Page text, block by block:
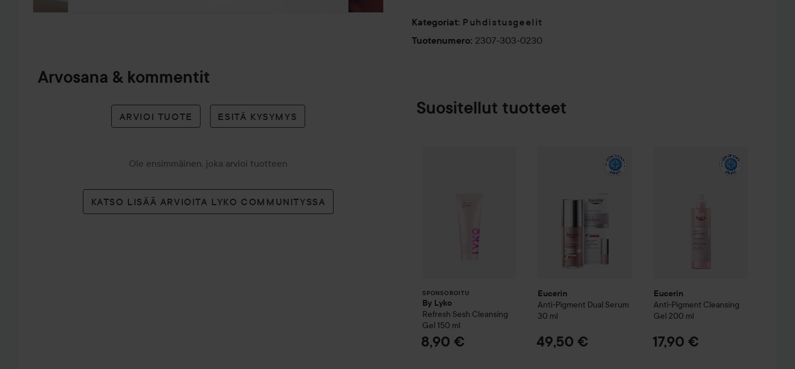
Arvosana & kommentit
ARVIOI TUOTE ESITÄ KYSYMYS
Ole ensimmäinen, joka arvioi tuotteen
KATSO LISÄÄ ARVIOITA LYKO COMMUNITYSSA
230 ml
Kategoriat: Puhdistusgeelit
Tuotenumero: 2307-303-0230
Suositellut tuotteet
SPONSOROITU
By Lyko
Refresh Sesh Cleansing
Gel 150 ml
8,90 €
Refresh Sesh Cleansing Gel
Eucerin
Anti-Pigment Dual Serum
30 ml
49,50 €
Anti-Pigment 49,50 €
Eucerin
Anti-Pigment Cleansing
Gel 200 ml
17,90 €
Anti-Pigment